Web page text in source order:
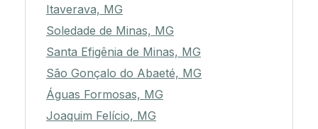
Itaverava, MG
Soledade de Minas, MG
Santa Efigênia de Minas, MG
São Gonçalo do Abaeté, MG
Águas Formosas, MG
Joaquim Felício, MG